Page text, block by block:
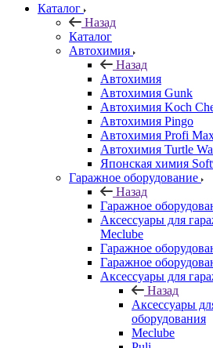
Каталог
Назад
Каталог
Автохимия
Назад
Автохимия
Автохимия Gunk
Автохимия Koch
Автохимия Pingo
Автохимия Profi
Автохимия Turtle
Японская химия
Гаражное оборудование
Назад
Гаражное
Аксессуары для
Meclube
Гаражное
Гаражное
Аксессуары для
Назад
Аксессуары
оборудования
Meclube